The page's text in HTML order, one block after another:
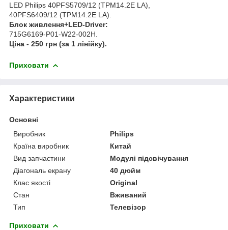
LED Philips 40PFS5709/12 (TPM14.2E LA),
40PFS6409/12 (TPM14.2E LA).
Блок живлення+LED-Driver:
715G6169-P01-W22-002H.
Ціна - 250 грн (за 1 лінійку).
Приховати
Характеристики
Основні
Виробник
Philips
Країна виробник
Китай
Вид запчастини
Модулі підсвічування
Діагональ екрану
40 дюйм
Клас якості
Original
Стан
Вживаний
Тип
Телевізор
Приховати